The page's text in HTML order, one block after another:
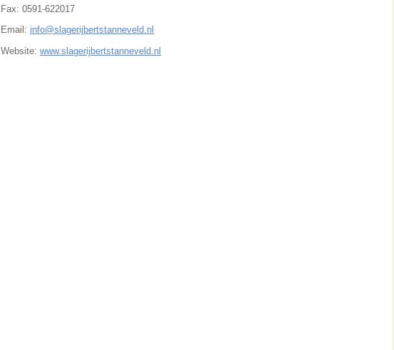
Fax: 0591-622017
Email: info@slagerijbertstanneveld.nl
Website: www.slagerijbertstanneveld.nl